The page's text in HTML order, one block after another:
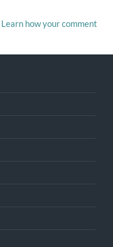
Learn how your comment